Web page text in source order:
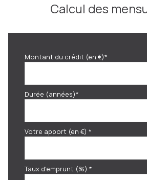
Calcul des
Montant du crédit (en €)*
Durée (années)*
Votre apport (en €) *
Taux d'emprunt (%) *